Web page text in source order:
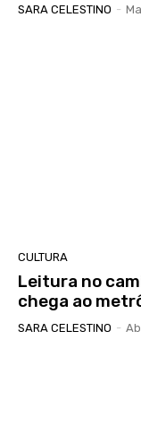
SARA CELESTINO -
CULTURA
Leitura no
chega ao
SARA CELESTINO -